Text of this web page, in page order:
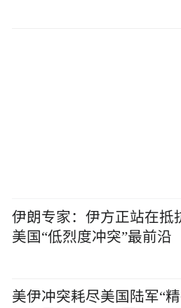
伊朗专家：伊方正站在抵
美国“低烈度冲突”最前沿
美伊冲突耗尽美国陆军“